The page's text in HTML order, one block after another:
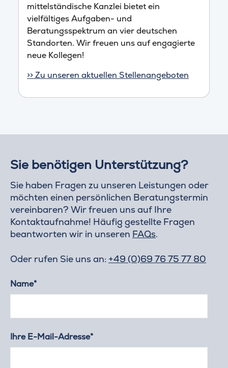
mittelständische Kanzlei bietet ein
vielfältiges Aufgaben- und
Beratungsspektrum an vier deutschen
Standorten. Wir freuen uns auf engagierte
neue Kollegen!
>> Zu unseren aktuellen Stellenangeboten
Sie benötigen Unterstützung?
Sie haben Fragen zu unseren Leistungen oder
möchten einen persönlichen Beratungstermin
vereinbaren? Wir freuen uns auf Ihre
Kontaktaufnahme! Häufig gestellte Fragen
beantworten wir in unseren FAQs.
Oder rufen Sie uns an: +49 (0)69 76 75 77 80
Name*
Ihre E-Mail-Adresse*